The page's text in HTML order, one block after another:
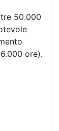
50.000
ore).